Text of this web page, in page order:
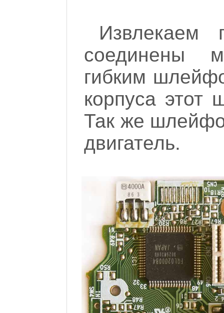
Извлекаем
соединены
гибким
корпуса этот
Так же
двигатель.